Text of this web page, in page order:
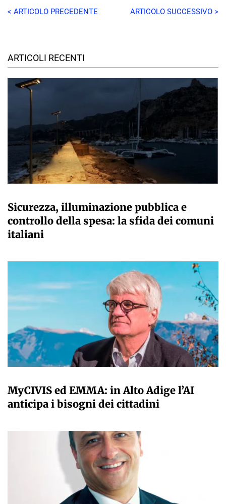
< ARTICOLO PRECEDENTE ARTICOLO SUCCESSIVO >
ARTICOLI RECENTI
Sicurezza, illuminazione pubblica e
controllo della spesa: la sfida dei comuni
italiani
MyCIVIS ed EMMA: in Alto Adige l’AI
anticipa i bisogni dei cittadini